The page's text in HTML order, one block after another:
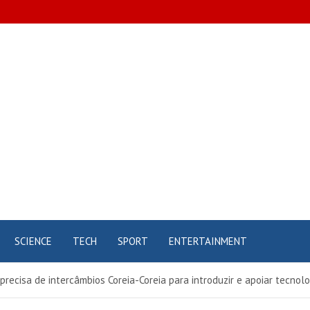
SCIENCE TECH SPORT ENTERTAINMENT
de intercâmbios Coreia-Coreia para introduzir e apoiar